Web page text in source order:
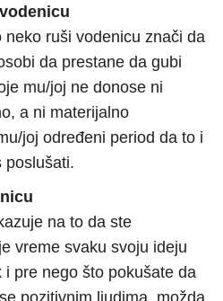
ruši vodenicu znači da
da prestane da gubi
mu/joj ne donose ni
a ni materijalno
joj određeni period da to i
poslušati.
na to da ste
vreme svaku svoju ideju
pre nego što pokušate da
pozitivnim ljudima, možda